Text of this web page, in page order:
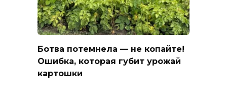
Ботва потемнела — не копайте!
Ошибка, которая губит урожай
картошки